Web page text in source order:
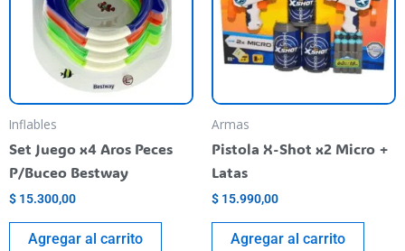
Inflables
Set Juego x4 Aros Peces
P/Buceo Bestway
$ 15.300,00
Agregar al carrito
Armas
Pistola X-Shot x2 Micro +
Latas
$ 15.990,00
Agregar al carrito